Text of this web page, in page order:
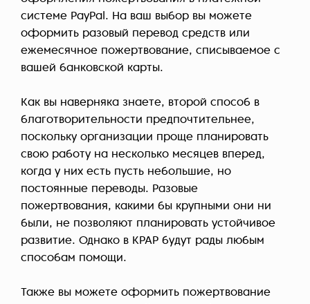
системе PayPal. На ваш выбор вы можете
оформить разовый перевод средств или
ежемесячное пожертвование, списываемое с
вашей банковской карты.
Как вы наверняка знаете, второй способ в
благотворительности предпочтительнее,
поскольку организации проще планировать
свою работу на несколько месяцев вперед,
когда у них есть пусть небольшие, но
постоянные переводы. Разовые
пожертвования, какими бы крупными они ни
были, не позволяют планировать устойчивое
развитие. Однако в KPAP будут рады любым
способам помощи.
Также вы можете оформить пожертвование